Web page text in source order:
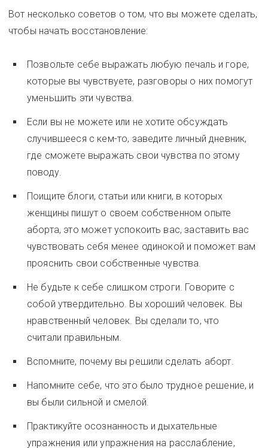
Вот несколько советов о том, что вы можете сделать,
чтобы начать восстановление:
Позвольте себе выражать любую печаль и горе,
которые вы чувствуете, разговоры о них помогут
уменьшить эти чувства.
Если вы не можете или не хотите обсуждать
случившееся с кем-то, заведите личный дневник,
где сможете выражать свои чувства по этому
поводу.
Поищите блоги, статьи или книги, в которых
женщины пишут о своем собственном опыте
аборта, это может успокоить вас, заставить вас
чувствовать себя менее одинокой и поможет вам
прояснить свои собственные чувства.
Не будьте к себе слишком строги. Говорите с
собой утвердительно. Вы хороший человек. Вы
нравственный человек. Вы сделали то, что
считали правильным.
Вспомните, почему вы решили сделать аборт.
Напомните себе, что это было трудное решение, и
вы были сильной и смелой.
Практикуйте осознанность и дыхательные
упражнения или упражнения на расслабление,